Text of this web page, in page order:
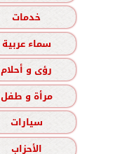
خدمات
سماء عربية
رؤى و أحلام
مرأة و طفل
سيارات
الأحزاب